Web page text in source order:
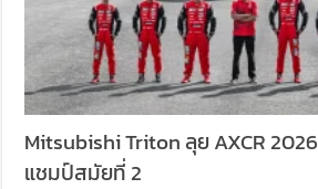
Mitsubishi Triton ลุย AXCR
แชมป์สมัยที่ 2